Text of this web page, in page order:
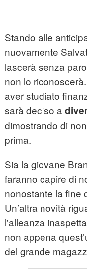
Stando alle
nuovamente
lascerà senza
non lo
aver studiato
sarà deciso a
dimostrando di
prima.
Sia la giovane
faranno capire di
nonostante la fine
Un’altra novità
l'alleanza
non appena
del grande